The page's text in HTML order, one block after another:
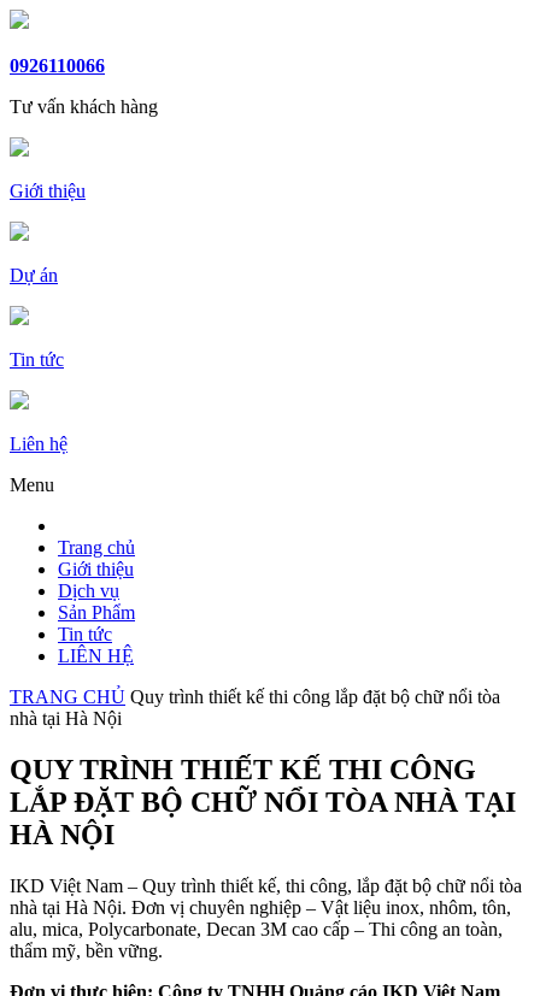
0926110066
Tư vấn khách hàng
Giới thiệu
Dự án
Tin tức
Liên hệ
Menu
Trang chủ
Giới thiệu
Dịch vụ
Sản Phẩm
Tin tức
LIÊN HỆ
TRANG CHỦ Quy trình thiết kế thi công lắp đặt bộ chữ nổi tòa
nhà tại Hà Nội
QUY TRÌNH THIẾT KẾ THI CÔNG
LẮP ĐẶT BỘ CHỮ NỔI TÒA NHÀ TẠI
HÀ NỘI
IKD Việt Nam – Quy trình thiết kế, thi công, lắp đặt bộ chữ nổi tòa
nhà tại Hà Nội. Đơn vị chuyên nghiệp – Vật liệu inox, nhôm, tôn,
alu, mica, Polycarbonate, Decan 3M cao cấp – Thi công an toàn,
thẩm mỹ, bền vững.
Đơn vị thực hiện: Công ty TNHH Quảng cáo IKD Việt Nam